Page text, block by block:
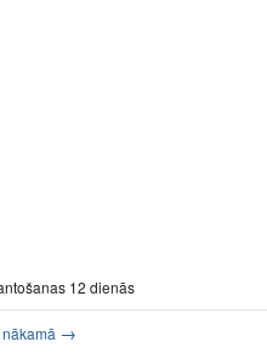
12 dienās
nākamā →